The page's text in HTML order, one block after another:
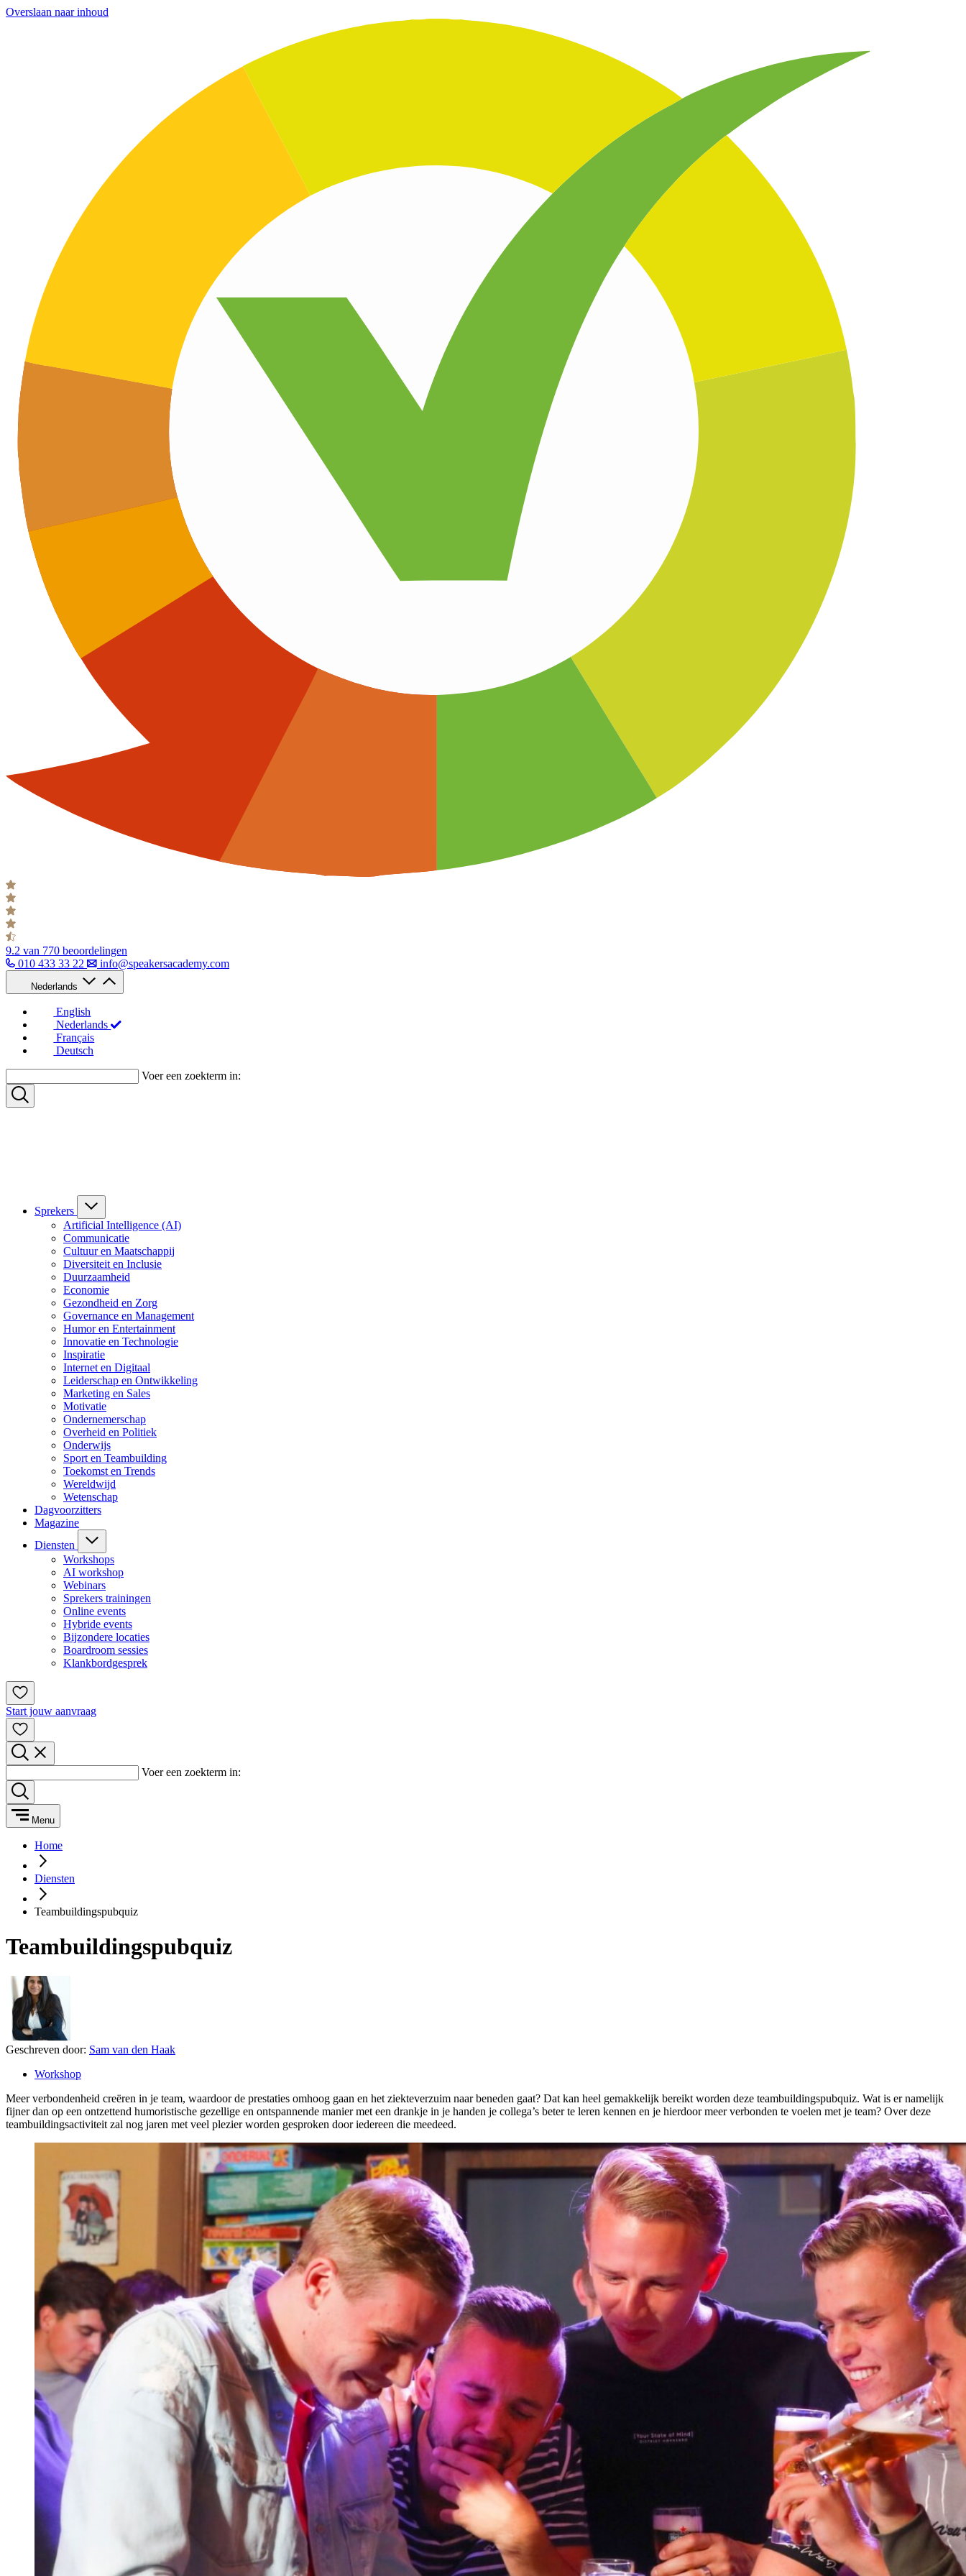
Overslaan naar inhoud
9.2 van 770 beoordelingen
010 433 33 22
info@speakersacademy.com
Nederlands
English
Nederlands
Français
Deutsch
Voer een zoekterm in:
Sprekers
Artificial Intelligence (AI)
Communicatie
Cultuur en Maatschappij
Diversiteit en Inclusie
Duurzaamheid
Economie
Gezondheid en Zorg
Governance en Management
Humor en Entertainment
Innovatie en Technologie
Inspiratie
Internet en Digitaal
Leiderschap en Ontwikkeling
Marketing en Sales
Motivatie
Ondernemerschap
Overheid en Politiek
Onderwijs
Sport en Teambuilding
Toekomst en Trends
Wereldwijd
Wetenschap
Dagvoorzitters
Magazine
Diensten
Workshops
AI workshop
Webinars
Sprekers trainingen
Online events
Hybride events
Bijzondere locaties
Boardroom sessies
Klankbordgesprek
Start jouw aanvraag
Voer een zoekterm in:
Menu
Home
Diensten
Teambuildingspubquiz
Teambuildingspubquiz
Geschreven door: Sam van den Haak
Workshop
Meer verbondenheid creëren in je team, waardoor de prestaties omhoog gaan en het ziekteverzuim naar beneden gaat? Dat kan heel gemakkelijk bereikt worden deze teambuildingspubquiz. Wat is er namelijk
fijner dan op een ontzettend humoristische gezellige en ontspannende manier met een drankje in je handen je collega’s beter te leren kennen en je hierdoor meer verbonden te voelen met je team? Over deze
teambuildingsactiviteit zal nog jaren met veel plezier worden gesproken door iedereen die meedeed.